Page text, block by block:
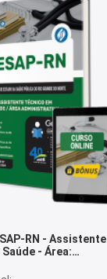
RN - Assistente
- Área: